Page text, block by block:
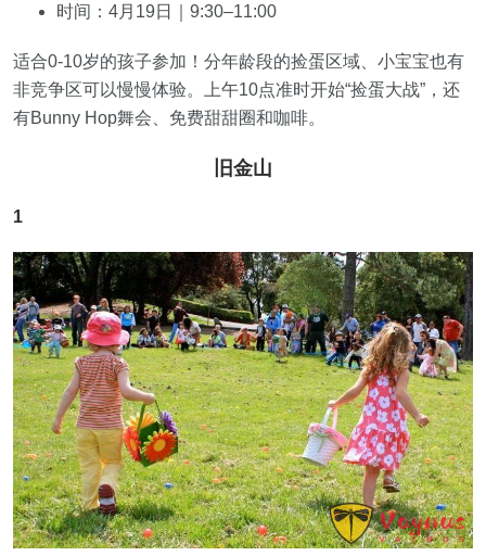
时间：4月19日｜9:30–11:00
适合0-10岁的孩子参加！分年龄段的捡蛋区域、小宝宝也有
非竞争区可以慢慢体验。上午10点准时开始“捡蛋大战”，还
有Bunny Hop舞会、免费甜甜圈和咖啡。
旧金山
1